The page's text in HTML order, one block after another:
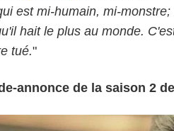
est mi-humain, mi-
hait le plus au monde.
tué."
annonce de la saison 2